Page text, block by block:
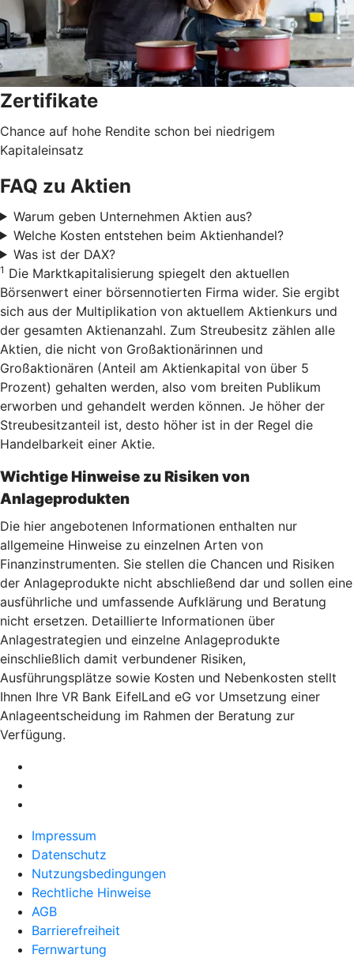
Zertifikate
Chance auf hohe Rendite schon bei niedrigem
Kapitaleinsatz
FAQ zu Aktien
Warum geben Unternehmen Aktien aus?
Welche Kosten entstehen beim Aktienhandel?
Was ist der DAX?
1 Die Marktkapitalisierung spiegelt den aktuellen
Börsenwert einer börsennotierten Firma wider. Sie ergibt
sich aus der Multiplikation von aktuellem Aktienkurs und
der gesamten Aktienanzahl. Zum Streubesitz zählen alle
Aktien, die nicht von Großaktionärinnen und
Großaktionären (Anteil am Aktienkapital von über 5
Prozent) gehalten werden, also vom breiten Publikum
erworben und gehandelt werden können. Je höher der
Streubesitzanteil ist, desto höher ist in der Regel die
Handelbarkeit einer Aktie.
Wichtige Hinweise zu Risiken von
Anlageprodukten
Die hier angebotenen Informationen enthalten nur
allgemeine Hinweise zu einzelnen Arten von
Finanzinstrumenten. Sie stellen die Chancen und Risiken
der Anlageprodukte nicht abschließend dar und sollen eine
ausführliche und umfassende Aufklärung und Beratung
nicht ersetzen. Detaillierte Informationen über
Anlagestrategien und einzelne Anlageprodukte
einschließlich damit verbundener Risiken,
Ausführungsplätze sowie Kosten und Nebenkosten stellt
Ihnen Ihre VR Bank EifelLand eG vor Umsetzung einer
Anlageentscheidung im Rahmen der Beratung zur
Verfügung.
Impressum
Datenschutz
Nutzungsbedingungen
Rechtliche Hinweise
AGB
Barrierefreiheit
Fernwartung